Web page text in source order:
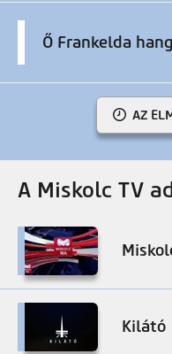
Ő Frankelda
AZ
A Miskolc TV
Kilátó